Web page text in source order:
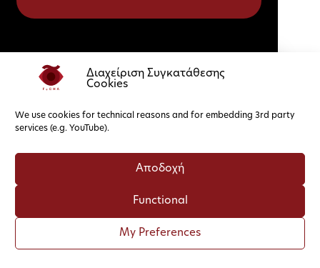
Διαχείριση Συγκατάθεσης
Cookies
We use cookies for technical reasons and for embedding 3rd party
services (e.g. YouTube).
Αποδοχή
Functional
My Preferences
Cookie Policy Privacy Policy